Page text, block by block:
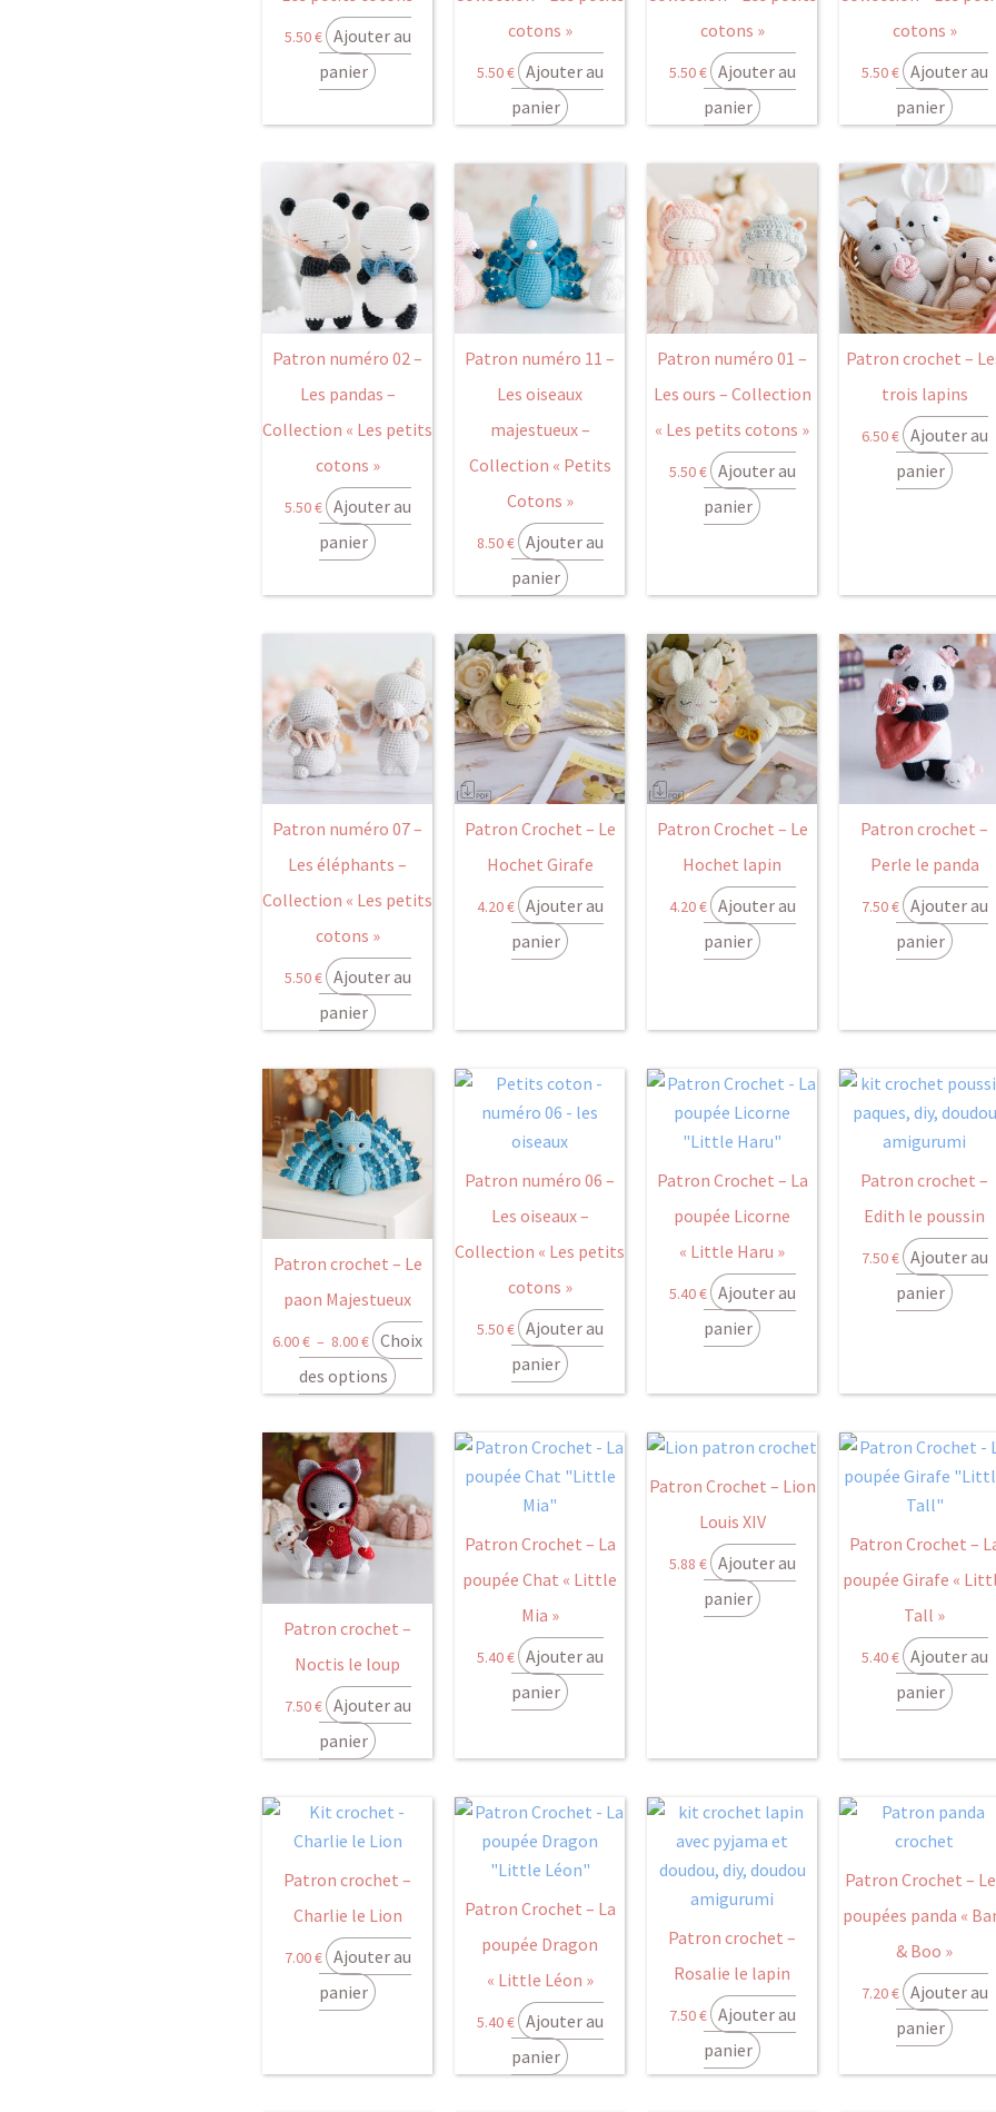
5.50€ Ajouter au
panier
cotons »
5.50€ Ajouter au
panier
cotons »
5.50€ Ajouter au
panier
cotons »
5.50€ Ajouter au
panier
Patron numéro 02 –
Les pandas –
Collection « Les petits
cotons »
5.50€ Ajouter au
panier
Patron numéro 11 –
Les oiseaux
majestueux –
Collection « Petits
Cotons »
8.50€ Ajouter au
panier
Patron numéro 01 –
Les ours – Collection
« Les petits cotons »
5.50€ Ajouter au
panier
Patron crochet –
trois lapins
6.50€ Ajouter au
panier
Patron numéro 07 –
Les éléphants –
Collection « Les petits
cotons »
5.50€ Ajouter au
panier
Patron Crochet – Le
Hochet Girafe
4.20€ Ajouter au
panier
Patron Crochet – Le
Hochet lapin
4.20€ Ajouter au
panier
Patron crochet –
Perle le panda
7.50€ Ajouter au
panier
Patron crochet – Le
paon Majestueux
6.00€ – 8.00€
Plage
de
prix :
6.00 €
8.00 €
Choix
des options
a
plusieurs
options
choisies
sur
la
page
du
Patron numéro 06 –
Les oiseaux –
Collection « Les petits
cotons »
5.50€ Ajouter au
panier
Patron Crochet – La
poupée Licorne
« Little Haru »
5.40€ Ajouter au
panier
Patron crochet –
Edith le poussin
7.50€ Ajouter au
panier
Patron crochet –
Noctis le loup
7.50€ Ajouter au
panier
Patron Crochet – La
poupée Chat « Little
Mia »
5.40€ Ajouter au
panier
Patron Crochet – Lion
Louis XIV
5.88 € Ajouter au
panier
Patron Crochet –
poupée Girafe «
Tall »
5.40€ Ajouter au
panier
Patron crochet –
Charlie le Lion
7.00€ Ajouter au
panier
Patron Crochet – La
poupée Dragon
« Little Léon »
5.40€ Ajouter au
panier
Patron crochet –
Rosalie le lapin
7.50€ Ajouter au
panier
Patron Crochet –
poupées panda «
& Boo »
7.20€ Ajouter au
panier